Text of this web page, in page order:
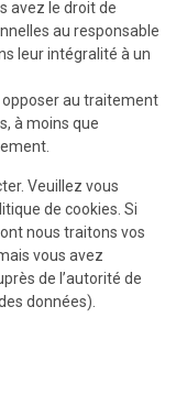
avez le droit de
au responsable
leur intégralité à un
opposer au traitement
à moins que
Veuillez vous
de cookies. Si
nous traitons vos
vous avez
de l’autorité de
données).